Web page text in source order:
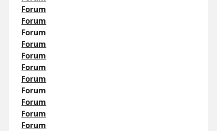
Forum
Forum
Forum
Forum
Forum
Forum
Forum
Forum
Forum
Forum
Forum